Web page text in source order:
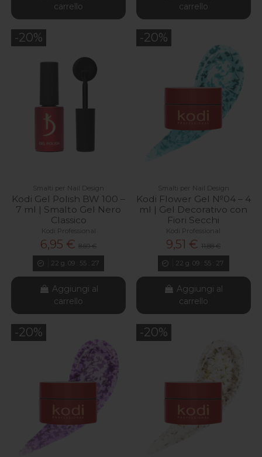
carrello
carrello
-20%
Smalti per Nail Design
Kodi Gel Polish BW 100 –
7 ml | Smalto Gel Nero
Classico
Kodi Professional
6,95 €8,69 €
22 g. 09 55 26
Aggiungi al
carrello
-20%
Smalti per Nail Design
Kodi Flower Gel №04 – 4
ml | Gel Decorativo con
Fiori Secchi
Kodi Professional
9,51 € 11,88 €
22 g. 09 55 26
Aggiungi al
carrello
-20% -20%